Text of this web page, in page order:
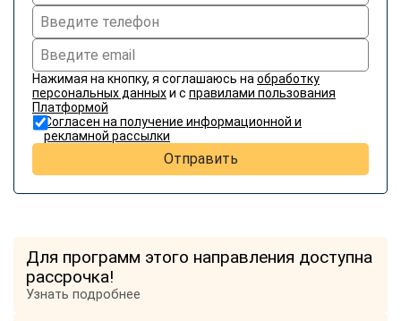
Нажимая на кнопку, я соглашаюсь на обработку
персональных данныхи с правилами пользования
Платформой
Согласен на получение информационной и
рекламной рассылки
Отправить
Для программ этого направления доступна
рассрочка!
Узнать подробнее